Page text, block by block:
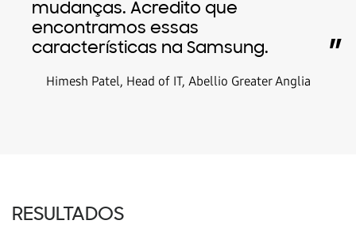
mudanças. Acredito que
encontramos essas
características na Samsung.
Himesh Patel, Head of IT, Abellio Greater Anglia ”
RESULTADOS